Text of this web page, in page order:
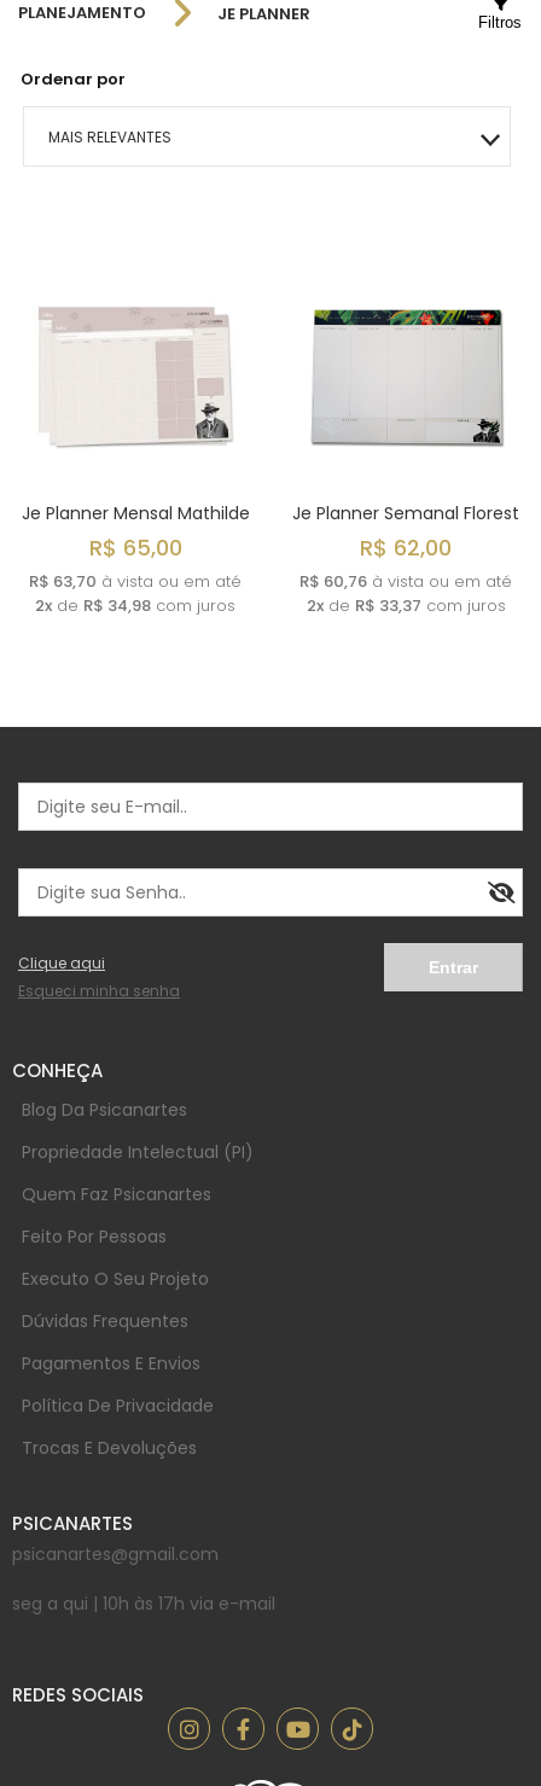
PLANEJAMENTO JE PLANNER
Ordenar por
MAIS RELEVANTES
MAIOR PREÇO
Filtros
Je Planner Mensal Mathilde
R$ 65,00
R$ 63,70 à vista ou em até
2x de R$ 34,98 com juros
Je Planner Semanal Florest
R$ 62,00
R$ 60,76 à vista ou em até
2xde R$ 33,37 com juros
Clique aqui
Esqueci minha senha
CONHEÇA
Blog Da Psicanartes
Propriedade Intelectual (PI)
Quem Faz Psicanartes
Feito Por Pessoas
Executo O Seu Projeto
Dúvidas Frequentes
Pagamentos E Envios
Política De Privacidade
Trocas E Devoluções
PSICANARTES
psicanartes@gmail.com
seg a qui | 10h às 17h via e-mail
REDES SOCIAIS